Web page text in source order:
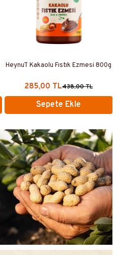
HeynuT Kakaolu Fıstık Ezmesi 800g
285,00 TL438,00 TL
Sepete Ekle